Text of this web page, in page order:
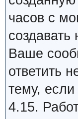
часов с
Ваше
ответить
тему,
4.15.